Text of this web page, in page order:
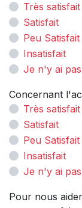
Très satisfait
Satisfait
Peu Satisfait
Insatisfait
Je n'y ai
Concernant
Très satisfait
Satisfait
Peu Satisfait
Insatisfait
Je n'y ai
Pour nous